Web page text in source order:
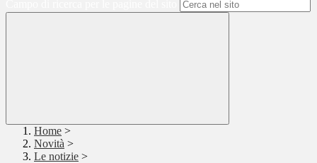
Home >
Novità >
Le notizie >